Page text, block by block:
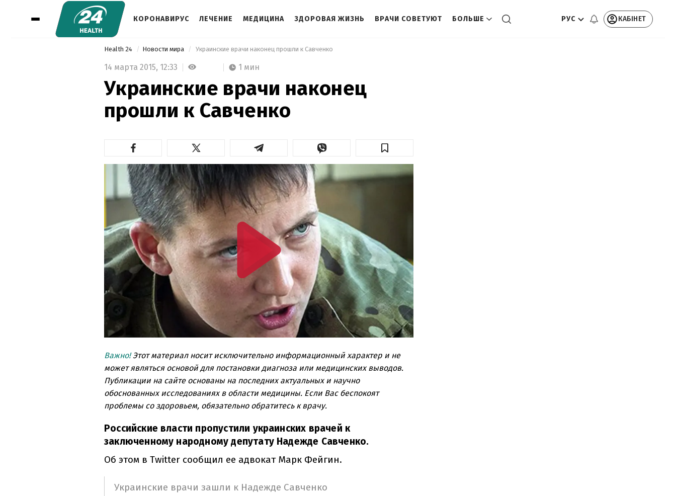
КОРОНАВИРУС ЛЕЧЕНИЕ МЕДИЦИНА ЗДОРОВАЯ ЖИЗНЬ ВРАЧИ СОВЕТУЮТ БОЛЬШЕ РУС КАБІНЕТ
Health 24 Новости мира Украинские врачи наконец прошли к Савченко
14 марта 2015, 12:33 1 мин
Украинские врачи наконец
прошли к Савченко
Важно!Этот материал носит исключительно информационный характер и не
может являться основой для постановки диагноза или медицинских выводов.
Публикации на сайте основаны на последних актуальных и научно
обоснованных исследованиях в области медицины. Если Вас беспокоят
проблемы со здоровьем, обязательно обратитесь к врачу.
Российские власти пропустили украинских врачей к
заключенному народному депутату Надежде Савченко.
Об этом в Twitter сообщил ее адвокат Марк Фейгин.
Украинские врачи зашли к Надежде Савченко